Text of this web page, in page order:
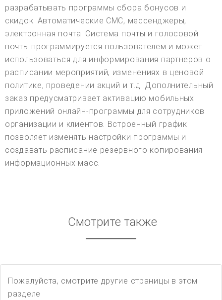
разрабатывать программы сбора бонусов и
скидок. Автоматические СМС, мессенджеры,
электронная почта. Система почты и голосовой
почты программируется пользователем и может
использоваться для информирования партнеров о
расписании мероприятий, изменениях в ценовой
политике, проведении акций и т.д. Дополнительный
заказ предусматривает активацию мобильных
приложений онлайн-программы для сотрудников
организации и клиентов. Встроенный график
позволяет изменять настройки программы и
создавать расписание резервного копирования
информационных масс.
Смотрите также
Пожалуйста, смотрите другие страницы в этом
разделе